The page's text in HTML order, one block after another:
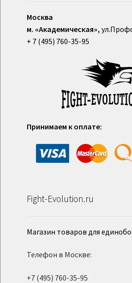
Москва
м. «Академическая»,
+ 7 (495) 760-35-95
Принимаем к оплате:
Fight-Evolution.ru
Магазин товаров для
Телефон в Москве:
+7 (495) 760-35-95